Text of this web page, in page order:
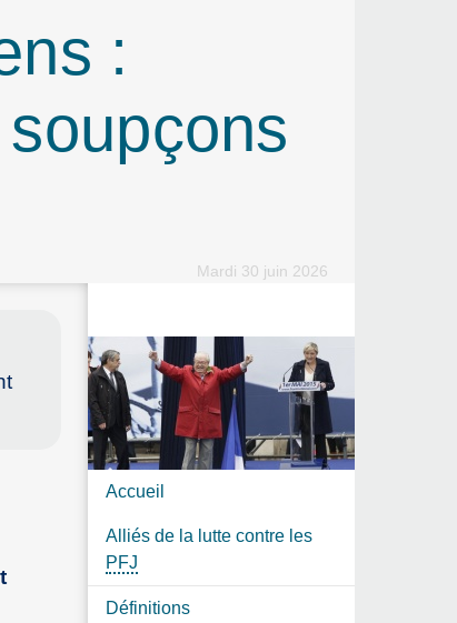
:
Mardi 30 juin 2026
Accueil
Alliés de la lutte contre les
PFJ
Définitions